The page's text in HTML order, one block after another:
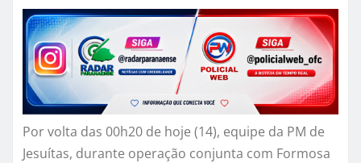
Por volta das 00h20 de hoje (14), equipe da PM de
Jesuítas, durante operação conjunta com Formosa